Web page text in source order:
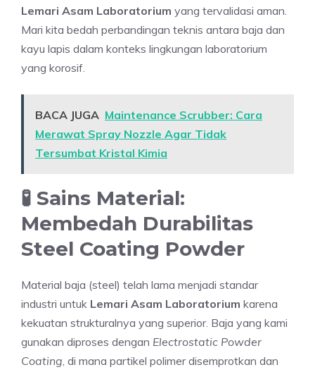
Lemari Asam Laboratorium yang tervalidasi aman.
Mari kita bedah perbandingan teknis antara baja dan
kayu lapis dalam konteks lingkungan laboratorium
yang korosif.
BACA JUGA Maintenance Scrubber: Cara
Merawat Spray Nozzle Agar Tidak
Tersumbat Kristal Kimia
🧪 Sains Material:
Membedah Durabilitas
Steel Coating Powder
Material baja (steel) telah lama menjadi standar
industri untuk Lemari Asam Laboratorium karena
kekuatan strukturalnya yang superior. Baja yang kami
gunakan diproses dengan Electrostatic Powder
Coating, di mana partikel polimer disemprotkan dan